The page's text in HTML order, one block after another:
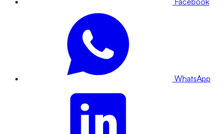
WhatsApp